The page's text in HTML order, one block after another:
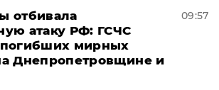
отбивала
атаку РФ: ГСЧС
мирных
Днепропетровщине и
09:57